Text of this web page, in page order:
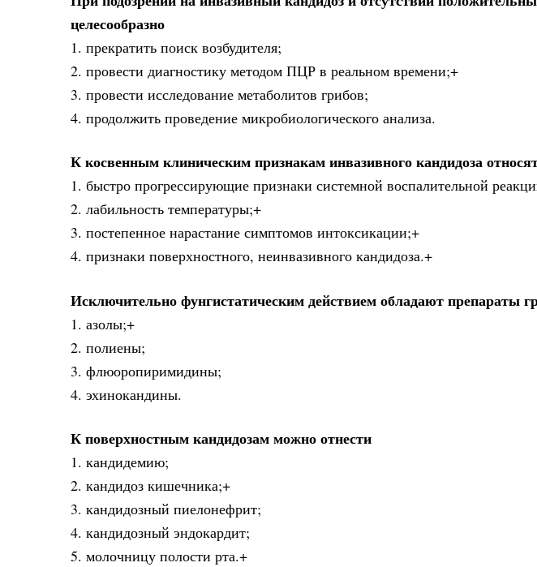
целесообразно
1. прекратить поиск возбудителя;
2. провести диагностику методом ПЦР в реальном времени;+
3. провести исследование метаболитов грибов;
4. продолжить проведение микробиологического анализа.
К косвенным клиническим признакам инвазивного кандидоза
1. быстро прогрессирующие признаки системной воспалительной
2. лабильность температуры;+
3. постепенное нарастание симптомов интоксикации;+
4. признаки поверхностного, неинвазивного кандидоза.+
Исключительно фунгистатическим действием обладают препараты
1. азолы;+
2. полиены;
3. флюоропиримидины;
4. эхинокандины.
К поверхностным кандидозам можно отнести
1. кандидемию;
2. кандидоз кишечника;+
3. кандидозный пиелонефрит;
4. кандидозный эндокардит;
5. молочницу полости рта.+